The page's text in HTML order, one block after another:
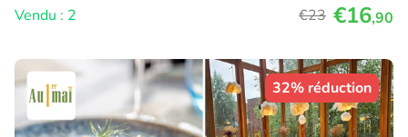
Vendu : 2
€23 €16,90
32% réduction